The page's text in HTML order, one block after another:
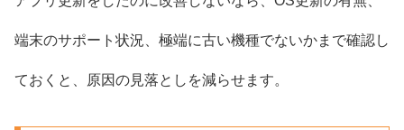
端末のサポート状況、極端に古い機種でないかまで確認し
ておくと、原因の見落としを減らせます。